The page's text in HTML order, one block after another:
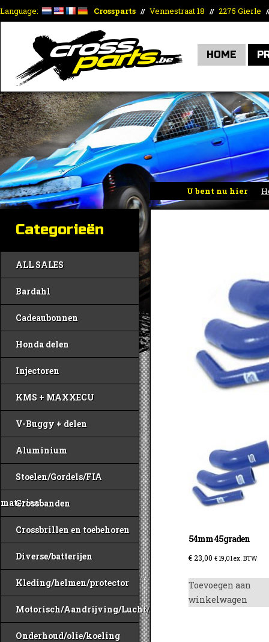
Language: Crossparts // Vennestraat 18 // 2275 Gierle
HOME
U bent nu hier
Categorieën
ALL SALES
Bardahl
Cadeaubonnen
Honda delen
Injectoren
KMS + MAXXECU
V-Buggy + delen
Aluminium
Stoelen/Gordels/FIA
materiaal
Crossbanden
Crossbrillen en toebehoren
Diverse/batterijen
Kleding/helmen/protector
Motorisch/Aandrijving/Lucht/Benzine
Onderhoud/olie/koeling
54mm 45graden
€23,00 € 19,01ex. BTW
Toevoegen aan
winkelwagen